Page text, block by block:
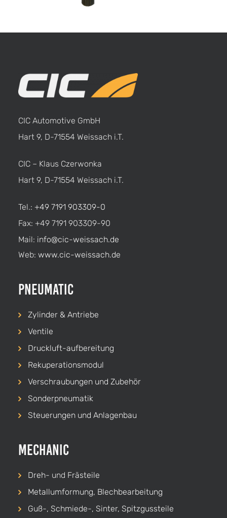
CIC Automotive GmbH
Hart 9, D-71554 Weissach i.T.
CIC – Klaus Czerwonka
Hart 9, D-71554 Weissach i.T.
Tel.: +49 7191 903309-0
Fax: +49 7191 903309-90
Mail: info@cic-weissach.de
Web: www.cic-weissach.de
Pneumatic
Zylinder & Antriebe
Ventile
Druckluft-aufbereitung
Rekuperationsmodul
Verschraubungen und Zubehör
Sonderpneumatik
Steuerungen und Anlagenbau
Mechanic
Dreh- und Frästeile
Metallumformung, Blechbearbeitung
Guß-, Schmiede-, Sinter, Spitzgussteile